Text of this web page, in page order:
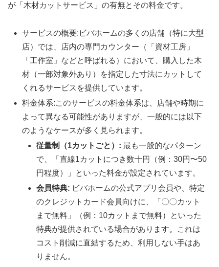
が「木材カットサービス」の有無とその料金です。
サービスの概要:ビバホームの多くの店舗（特に大型
店）では、店内の専門カウンター（「資材工房」
「工作室」などと呼ばれる）において、購入した木
材（一部対象外あり）を指定した寸法にカットして
くれるサービスを提供しています。
料金体系:このサービスの料金体系は、店舗や時期に
よって異なる可能性がありますが、一般的には以下
のようなケースが多く見られます。
従量制（1カットごと）: 最も一般的なパターン
で、「直線1カットにつき数十円（例：30円〜50
円程度）」といった料金が設定されています。
会員特典: ビバホームの公式アプリ会員や、特定
のクレジットカード会員向けに、「〇〇カット
まで無料」（例：10カットまで無料）といった
特典が提供されている場合があります。これは
コスト削減に直結するため、利用しない手はあ
りません。